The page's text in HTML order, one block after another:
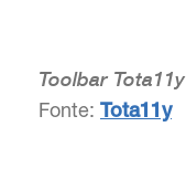
Toolbar Tota11y
Fonte: Tota11y